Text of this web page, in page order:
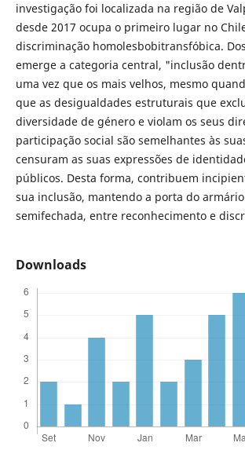
investigação foi localizada na região de
desde 2017 ocupa o primeiro lugar no
discriminação homolesbobitransfóbica.
emerge a categoria central, "inclusão
uma vez que os mais velhos, mesmo
que as desigualdades estruturais que
diversidade de género e violam os seus
participação social são semelhantes às
censuram as suas expressões de
públicos. Desta forma, contribuem
sua inclusão, mantendo a porta do
semifechada, entre reconhecimento e
Downloads